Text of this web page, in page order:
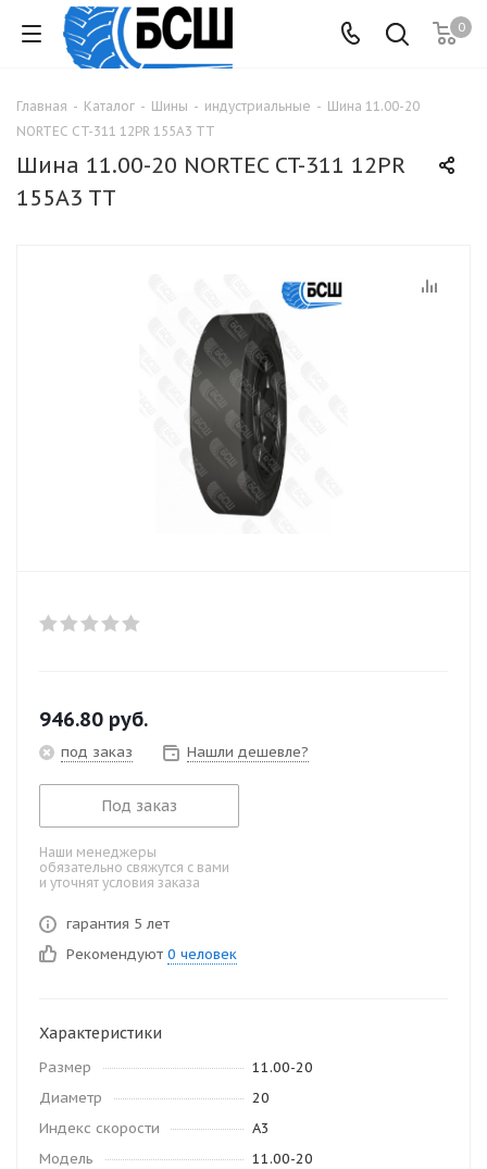
0
Главная - Каталог - Шины - индустриальные - Шина 11.00-20
NORTEC CT-311 12PR 155A3 TT
Шина 11.00-20 NORTEC CT-311 12PR
155A3 TT
946.80 руб.
под заказ Нашли дешевле?
Под заказ
Наши менеджеры
обязательно свяжутся с вами
и уточнят условия заказа
гарантия 5 лет
Рекомендуют 0 человек
Характеристики
Размер
11.00-20
Диаметр
20
Индекс скорости
A3
Модель
11.00-20